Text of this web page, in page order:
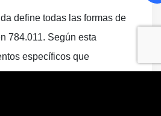
define todas las formas de
784.011. Según esta
específicos que